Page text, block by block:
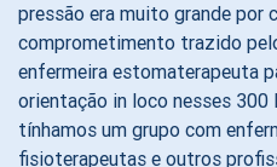
pressão era muito grande por
comprometimento trazido
enfermeira estomaterapeuta
orientação in loco nesses
tínhamos um grupo com
fisioterapeutas e outros